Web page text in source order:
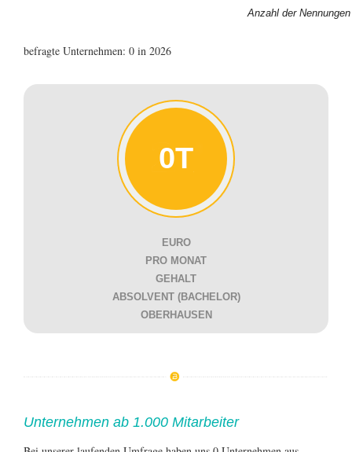
Anzahl der Nennungen
befragte Unternehmen: 0 in 2026
0T
EURO
PRO MONAT
GEHALT
ABSOLVENT (BACHELOR)
OBERHAUSEN
Unternehmen ab 1.000 Mitarbeiter